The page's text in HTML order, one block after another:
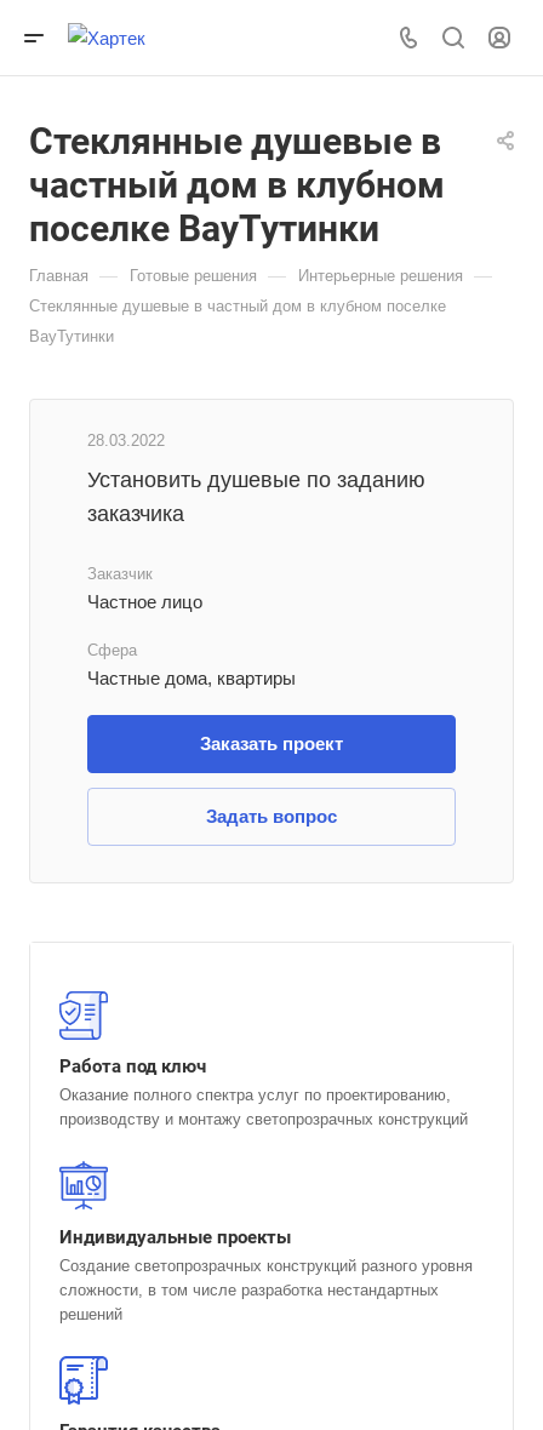
Стеклянные душевые в
частный дом в клубном
поселке ВауТутинки
Главная — Готовые решения — Интерьерные решения —
Стеклянные душевые в частный дом в клубном поселке
ВауТутинки
28.03.2022
Установить душевые по заданию
заказчика
Заказчик
Частное лицо
Сфера
Частные дома, квартиры
Заказать проект
Задать вопрос
Работа под ключ
Оказание полного спектра услуг по проектированию,
производству и монтажу светопрозрачных конструкций
Индивидуальные проекты
Создание светопрозрачных конструкций разного уровня
сложности, в том числе разработка нестандартных
решений